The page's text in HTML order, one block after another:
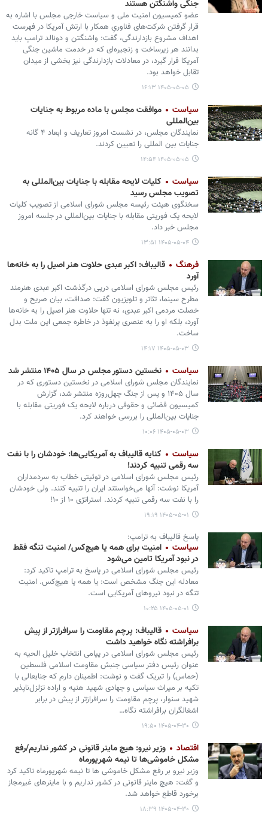
جنگی واشنگتن هستند
عضو کمیسیون امنیت ملی و سیاست خارجی مجلس با اشاره به
قرار گرفتن شرکت‌های فناوریِ همکار با ارتش آمریکا در فهرست
اهداف مشروع بازدارندگی، گفت: واشنگتن و دونالد ترامپ باید
بدانند هر زیرساخت و زنجیره‌ای که در خدمت ماشین جنگی
آمریکا قرار گیرد، در معادلات بازدارندگی نیز بخشی از میدان
تقابل خواهد بود.
۱۴۰۵-۰۵-۰۵ ۱۶:۱۳
سیاست
موافقت مجلس با ماده مربوط به جنایات
بین‌المللی
نمایندگان مجلس، در نشست امروز تعاریف و ابعاد ۴ گانه
جنایات بین المللی را تعیین کردند.
۱۴۰۵-۰۵-۰۵ ۱۴:۵۴
سیاست
کلیات لایحه مقابله با جنایات بین‌المللی به
تصویب مجلس رسید
سخنگوی هیئت رئیسه مجلس شورای اسلامی از تصویب کلیات
لایحه یک فوریتی مقابله با جنایات بین‌المللی در جلسه امروز
مجلس خبر داد.
۱۴۰۵-۰۵-۰۴ ۱۳:۵۱
فرهنگ
قالیباف: اکبر عبدی حلاوت هنر اصیل را به خانه‌ها
آورد
رئیس مجلس شورای اسلامی درپی درگذشت اکبر عبدی هنرمند
مطرح سینما، تئاتر و تلویزیون گفت: صداقت، بیان صریح و
خصلت مردمی اکبر عبدی، نه تنها حلاوت هنر اصیل را به خانه‌ها
آورد، بلکه او را به عنصری پرنفوذ در خاطره جمعی این ملت بدل
ساخت.
۱۴۰۵-۰۵-۰۳ ۱۴:۱۷
سیاست نخستین دستور مجلس در سال ۱۴۰۵ منتشر شد
نمایندگان مجلس شورای اسلامی در نخستین دستوری که در
سال ۱۴۰۵ و پس از جنگ چهل‌روزه منتشر شد، گزارش
کمیسیون قضائی و حقوقی درباره لایحه یک فوریتی مقابله با
جنایات بین‌‎المللی را بررسی خواهند کرد.
۱۴۰۵-۰۵-۰۳ ۱۰:۰۶
سیاست
کنایه قالیباف به آمریکایی‌ها: خودشان را با نفت
سه رقمی تنبیه کردند!
رئیس مجلس شورای اسلامی در توئیتی خطاب به سردمداران
آمریکا نوشت: آنها می‌خواستند ایران را تنبیه کنند. ولی خودشان
را با نفت سه رقمی تنبیه کردند. استراتژی ۱۰ از ۱۰!
۱۴۰۵-۰۵-۰۱ ۱۹:۱۹
پاسخ قالیباف به ترامپ:
سیاست
امنیت برای همه یا هیچ‌کس/ امنیت تنگه فقط
در نبود آمریکا تامین می‌شود
رئیس مجلس شورای اسلامی در پاسخ به ترامپ تاکید کرد:
معادله این جنگ مشخص است: یا همه یا هیچ‌کس. امنیت
تنگه در نبود نیروهای آمریکایی است.
۱۴۰۵-۰۵-۰۱ ۱۰:۲۵
سیاست
قالیباف: پرچم مقاومت را سرافرازتر از پیش
برافراشته نگاه خواهید داشت
رئیس مجلس شورای اسلامی در پیامی انتخاب خلیل الحیه به
عنوان رئیس دفتر سیاسی جنبش مقاومت اسلامی فلسطین
(حماس) را تبریک گفت و نوشت: اطمینان دارم که جنابعالی با
تکیه بر میراث سیاسی و جهادی شهید هنیه و اراده‌ تزلزل‌ناپذیر
شهید سنوار، پرچم مقاومت را سرافرازتر از پیش در برابر
اشغالگران برافراشته نگاه…
۱۴۰۵-۰۴-۳۰ ۱۹:۵۰
اقتصاد
وزیر نیرو: هیچ ماینر قانونی در کشور نداریم/رفع
مشکل خاموشی‌ها تا نیمه شهریورماه
وزیر نیرو بر رفع مشکل خاموشی ها تا نیمه شهریورماه تاکید کرد
و گفت: هیچ ماینر قانونی در کشور نداریم و با ماینرهای غیرمجاز
برخورد قاطع خواهد شد.
۱۴۰۵-۰۴-۳۰ ۱۸:۳۹